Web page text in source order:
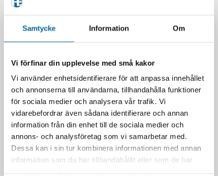
Samtycke Information Om
Vi förfinar din upplevelse med små kakor
Vi använder enhetsidentifierare för att anpassa innehållet
och annonserna till användarna, tillhandahålla funktioner
för sociala medier och analysera vår trafik. Vi
vidarebefordrar även sådana identifierare och annan
information från din enhet till de sociala medier och
annons- och analysföretag som vi samarbetar med.
Dessa kan i sin tur kombinera informationen med annan
information som du har tillhandahållit eller som de har
Lynx Commander Core 900
ACE (Elstart & 4.5″ Display)
2026
195 900,00kr
Kontakta oss för offert
Lynx Commander Core 600R
E-TEC (Elstart & 4.5″
Display) 2026
205 900,00kr
Kontakta oss för offert